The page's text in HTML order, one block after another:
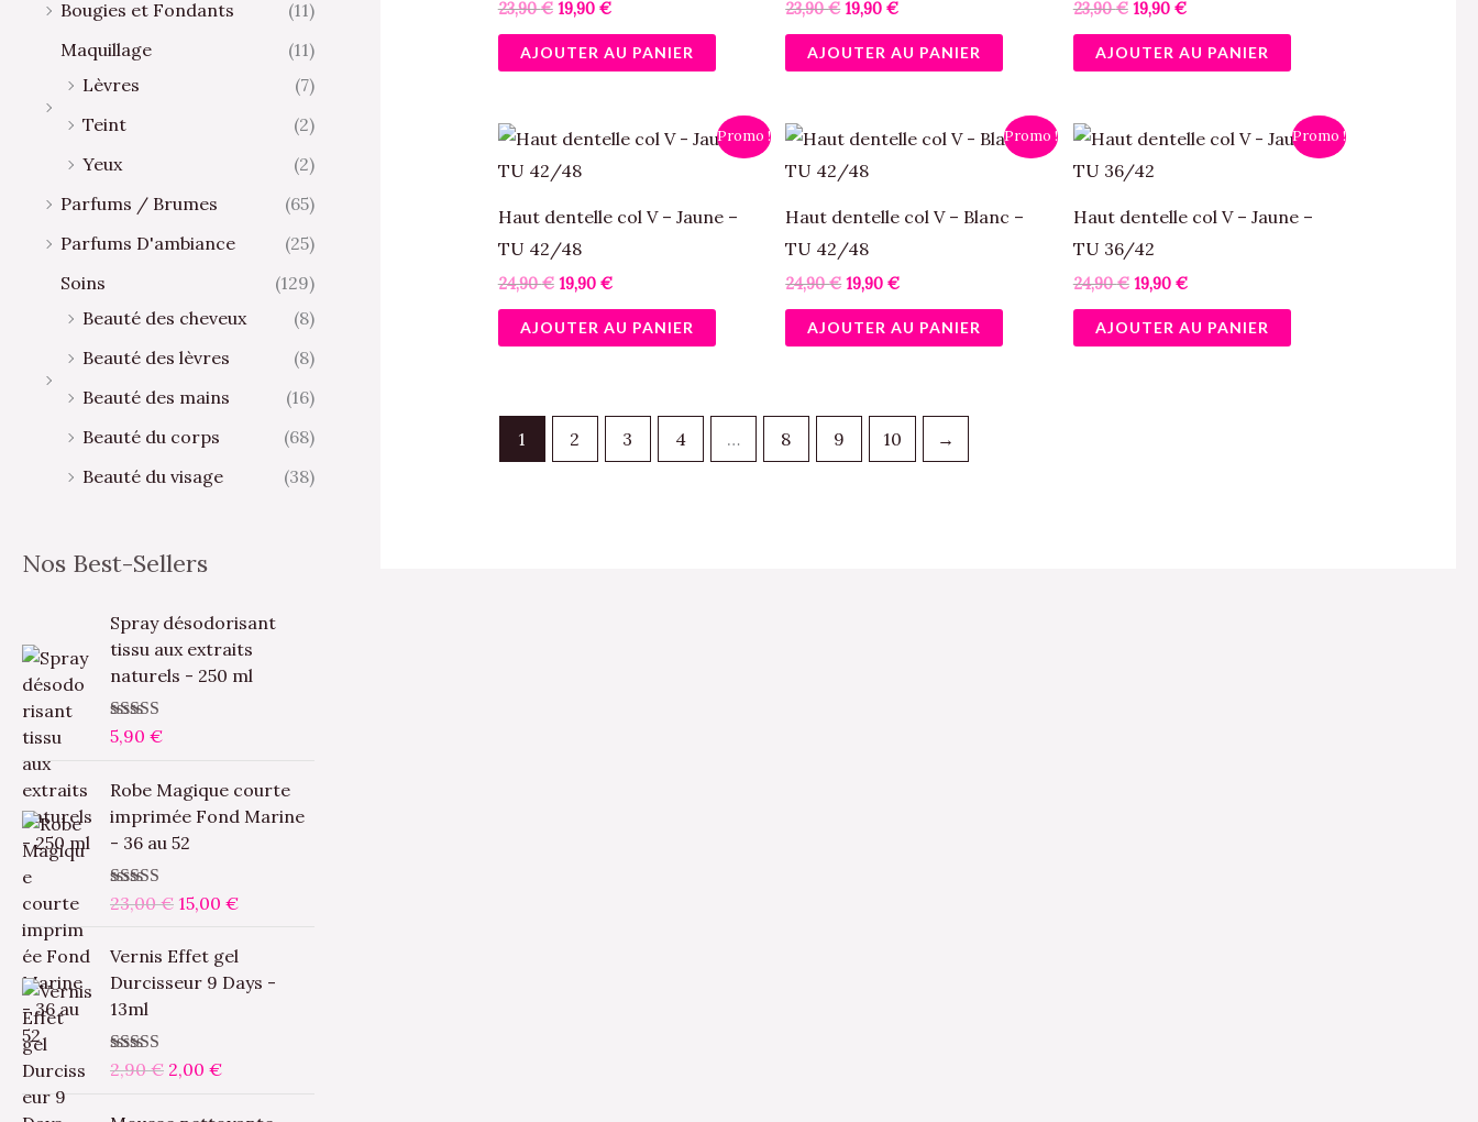
Bougies et Fondants
(11)
Maquillage
(11)
Lèvres
(7)
Teint
(2)
Yeux
(2)
Parfums / Brumes
(65)
Parfums D'ambiance
(25)
Soins
(129)
Beauté des cheveux
(8)
Beauté des lèvres
(8)
Beauté des mains
(16)
Beauté du corps
(68)
Beauté du visage
(38)
Nos Best-Sellers
Spray désodorisant
tissu aux extraits
naturels - 250 ml
Note 5.00
5,90 €
Robe Magique courte
imprimée Fond Marine
- 36 au 52
Note5.00 sur
23,00€
e
p
x
n
i
a
15,00 €
e
x
c
t
Vernis Effet gel
Durcisseur 9 Days -
13ml
Note5.00 sur
2,90€ x
2,00 €
e
x
23,90€ 19,90 €
AJOUTER AU PANIER
23,90€ 19,90€
AJOUTER AU PANIER
23,90€ 19,90 €
AJOUTER AU PANIER
Promo !
Haut dentelle col V – Jaune –
TU 42/48
24,90€
Le
prix
initial
24,90 €.
19,90 €
Le
prix
19,90 €.
AJOUTER AU PANIER
Promo !
Haut dentelle col V – Blanc –
TU 42/48
24,90€
Le
prix
initial
24,90 €.
19,90€
Le
prix
19,90 €.
AJOUTER AU PANIER
Promo !
Haut dentelle col V – Jaune –
TU 36/42
24,90€
Le
prix
initial
24,90 €.
19,90 €
Le
prix
19,90 €.
AJOUTER AU PANIER
1 2 3 4 … 8 9 10 →